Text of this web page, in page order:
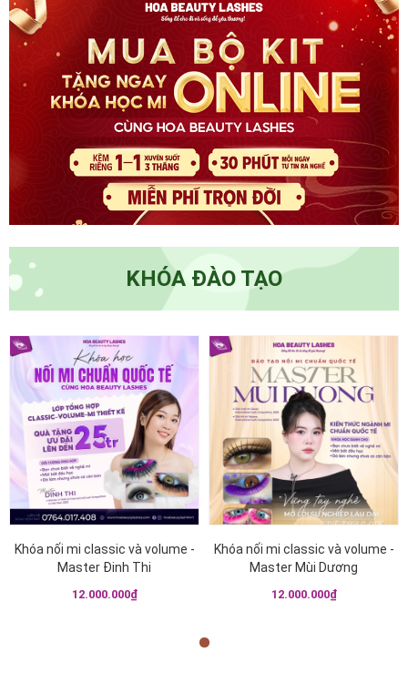
KHÓA ĐÀO TẠO
{!-- Hình có link sang trang
chi tiết --}
Khóa nối mi classic và volume -
Master Đinh Thi
12.000.000₫
{!-- Hình có link sang trang
chi tiết --}
Khóa nối mi classic và volume -
Master Mùi Dương
12.000.000₫